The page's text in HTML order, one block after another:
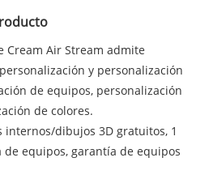
Cream Air Stream admite
y personalización
de equipos, personalización
de colores.
internos/dibujos 3D gratuitos, 1
equipos, garantía de equipos